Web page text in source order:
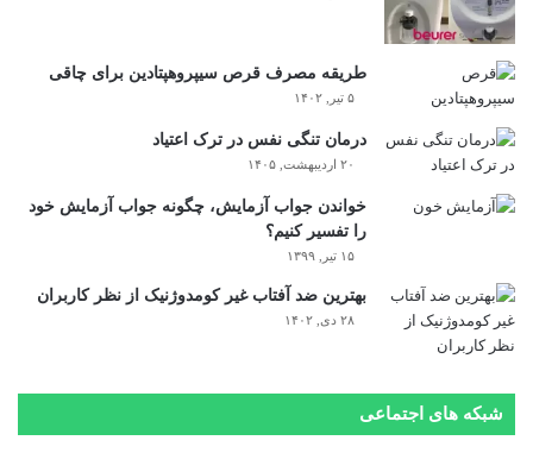
طریقه مصرف قرص سیپروهپتادین برای چاقی
۵ تیر, ۱۴۰۲
درمان تنگی نفس در ترک اعتیاد
۲۰ اردیبهشت, ۱۴۰۵
خواندن جواب آزمایش، چگونه جواب آزمایش خود
را تفسیر کنیم؟
۱۵ تیر, ۱۳۹۹
بهترین ضد آفتاب غیر کومدوژنیک از نظر کاربران
۲۸ دی, ۱۴۰۲
شبکه های اجتماعی